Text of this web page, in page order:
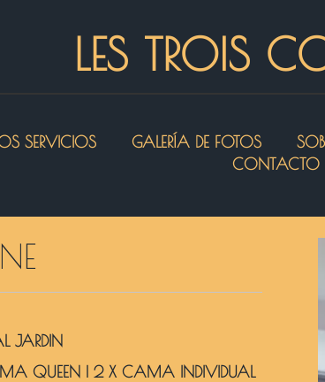
LES TROIS
SERVICIOS GALERÍA DE FOTOS
CONTACTO
JARDIN
QUEEN 2 X CAMA INDIVIDUAL